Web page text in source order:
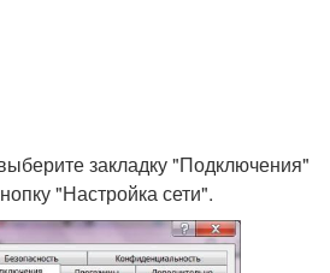
закладку "Подключения"
"Настройка сети".